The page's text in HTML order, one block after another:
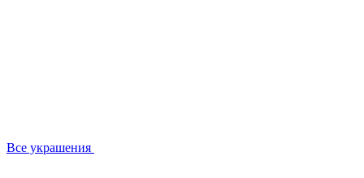
Все украшения